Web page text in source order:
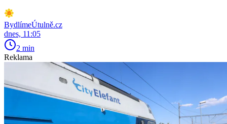
BydlímeÚtulně.cz
dnes, 11:05
2 min
Reklama